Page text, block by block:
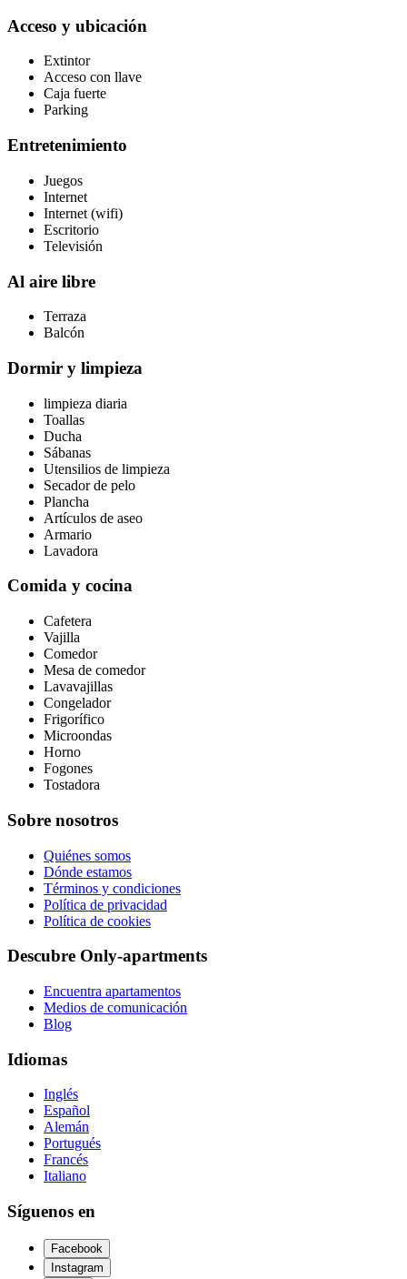
Acceso y ubicación
Extintor
Acceso con llave
Caja fuerte
Parking
Entretenimiento
Juegos
Internet
Internet (wifi)
Escritorio
Televisión
Al aire libre
Terraza
Balcón
Dormir y limpieza
limpieza diaria
Toallas
Ducha
Sábanas
Utensilios de limpieza
Secador de pelo
Plancha
Artículos de aseo
Armario
Lavadora
Comida y cocina
Cafetera
Vajilla
Comedor
Mesa de comedor
Lavavajillas
Congelador
Frigorífico
Microondas
Horno
Fogones
Tostadora
Sobre nosotros
Quiénes somos
Dónde estamos
Términos y condiciones
Política de privacidad
Política de cookies
Descubre Only-apartments
Encuentra apartamentos
Medios de comunicación
Blog
Idiomas
Inglés
Español
Alemán
Portugués
Francés
Italiano
Síguenos en
Facebook
Instagram